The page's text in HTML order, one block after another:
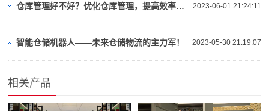
2023-06-01 21:24:11
仓库管理好不好？优化仓库管理，提高效率与准确性！
2023-05-30 21:19:07
智能仓储机器人——未来仓储物流的主力军！
相关产品